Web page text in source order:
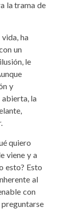
la trama de
ha
un
le
y
abierta, la
quiero
viene y a
esto? Esto
al
con
preguntarse